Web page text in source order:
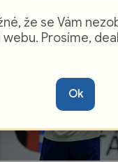
že se Vám
Prosíme,
Ok